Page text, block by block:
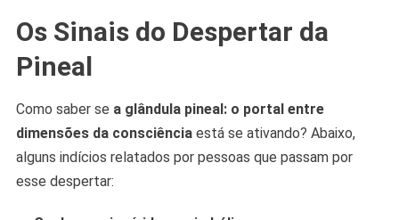
Os Sinais do Despertar da
Pineal
Como saber se a glândula pineal: o portal entre
dimensões da consciênciaestá se ativando? Abaixo,
alguns indícios relatados por pessoas que passam por
esse despertar: